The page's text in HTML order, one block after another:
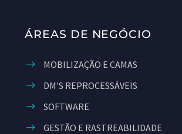
ÁREAS DE NEGÓCIO
MOBILIZAÇÃO E CAMAS
DM'S REPROCESSÁVEIS
SOFTWARE
GESTÃO E RASTREABILIDADE